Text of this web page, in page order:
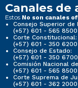
Canales de
Estos No son canales
Consejo Superior de
(+57) 601 - 565 8500
Corte Constitucional:
(+57) 601 - 350 6200
Consejo de Estado:
(+57) 601 - 350 6700
Comisión Nacional
(+57) 601 - 565 8500
Corte Suprema de
(+57) 601 - 362 2000